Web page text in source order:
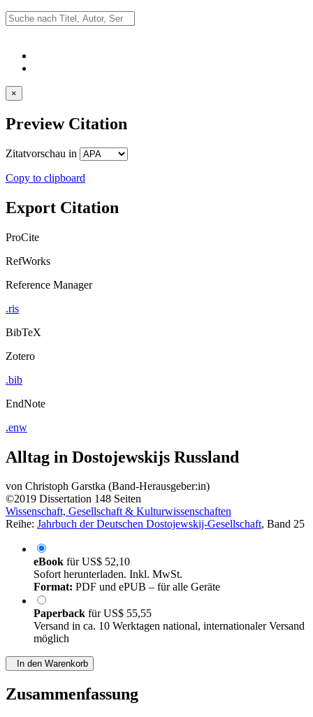
×
Preview Citation
Zitatvorschau in
Copy to clipboard
Export Citation
ProCite
RefWorks
Reference Manager
.ris
BibTeX
Zotero
.bib
EndNote
.enw
Alltag in Dostojewskijs Russland
von Christoph Garstka (Band-Herausgeber:in)
©2019 Dissertation 148 Seiten
Wissenschaft, Gesellschaft & Kulturwissenschaften
Reihe: Jahrbuch der Deutschen Dostojewskij-Gesellschaft, Band 25
eBook fürUS$ 52,10
Sofort herunterladen. Inkl. MwSt.
Format: PDF und ePUB – für alle Geräte
Paperback fürUS$ 55,55
Versand in ca. 10 Werktagen national, internationaler Versand
möglich
In den Warenkorb
Zusammenfassung